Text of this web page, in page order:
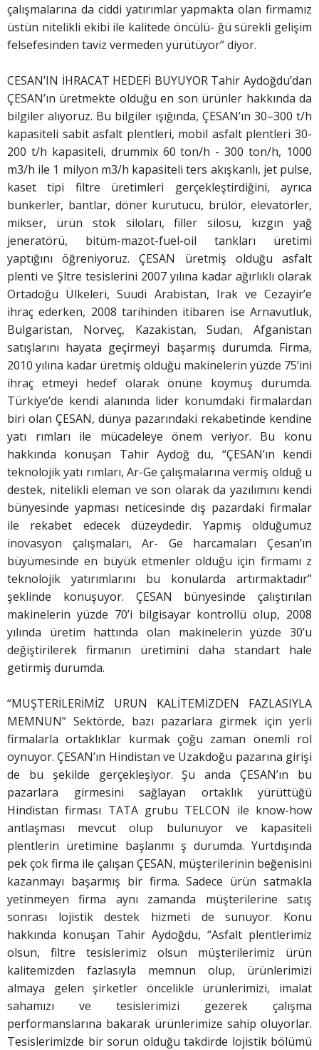
çalışmalarına da ciddi yatırımlar yapmakta olan firmamız
üstün nitelikli ekibi ile kalitede öncülü- ğü sürekli gelişim
felsefesinden taviz vermeden yürütüyor” diyor.
CESAN’IN İHRACAT HEDEFİ BUYUYOR Tahir Aydoğdu’dan
ÇESAN’ın üretmekte olduğu en son ürünler hakkında da
bilgiler alıyoruz. Bu bilgiler ışığında, ÇESAN’ın 30–300 t/h
kapasiteli sabit asfalt plentleri, mobil asfalt plentleri 30-
200 t/h kapasiteli, drummix 60 ton/h - 300 ton/h, 1000
m3/h ile 1 milyon m3/h kapasiteli ters akışkanlı, jet pulse,
kaset tipi filtre üretimleri gerçekleştirdiğini, ayrıca
bunkerler, bantlar, döner kurutucu, brülör, elevatörler,
mikser, ürün stok siloları, filler silosu, kızgın yağ
jeneratörü, bitüm-mazot-fuel-oil tankları üretimi
yaptığını öğreniyoruz. ÇESAN üretmiş olduğu asfalt
plenti ve Şltre tesislerini 2007 yılına kadar ağırlıklı olarak
Ortadoğu Ülkeleri, Suudi Arabistan, Irak ve Cezayir’e
ihraç ederken, 2008 tarihinden itibaren ise Arnavutluk,
Bulgaristan, Norveç, Kazakistan, Sudan, Afganistan
satışlarını hayata geçirmeyi başarmış durumda. Firma,
2010 yılına kadar üretmiş olduğu makinelerin yüzde 75’ini
ihraç etmeyi hedef olarak önüne koymuş durumda.
Türkiye’de kendi alanında lider konumdaki firmalardan
biri olan ÇESAN, dünya pazarındaki rekabetinde kendine
yatı rımları ile mücadeleye önem veriyor. Bu konu
hakkında konuşan Tahir Aydoğ du, “ÇESAN’ın kendi
teknolojik yatı rımları, Ar-Ge çalışmalarına vermiş olduğ u
destek, nitelikli eleman ve son olarak da yazılımını kendi
bünyesinde yapması neticesinde dış pazardaki firmalar
ile rekabet edecek düzeydedir. Yapmış olduğumuz
inovasyon çalışmaları, Ar- Ge harcamaları Çesan’ın
büyümesinde en büyük etmenler olduğu için firmamı z
teknolojik yatırımlarını bu konularda artırmaktadır”
şeklinde konuşuyor. ÇESAN bünyesinde çalıştırılan
makinelerin yüzde 70’i bilgisayar kontrollü olup, 2008
yılında üretim hattında olan makinelerin yüzde 30’u
değiştirilerek firmanın üretimini daha standart hale
getirmiş durumda.
“MUŞTERİLERİMİZ URUN KALİTEMİZDEN FAZLASIYLA
MEMNUN” Sektörde, bazı pazarlara girmek için yerli
firmalarla ortaklıklar kurmak çoğu zaman önemli rol
oynuyor. ÇESAN’ın Hindistan ve Uzakdoğu pazarına girişi
de bu şekilde gerçekleşiyor. Şu anda ÇESAN’ın bu
pazarlara girmesini sağlayan ortaklık yürüttüğü
Hindistan firması TATA grubu TELCON ile know-how
antlaşması mevcut olup bulunuyor ve kapasiteli
plentlerin üretimine başlanmı ş durumda. Yurtdışında
pek çok firma ile çalışan ÇESAN, müşterilerinin beğenisini
kazanmayı başarmış bir firma. Sadece ürün satmakla
yetinmeyen firma aynı zamanda müşterilerine satış
sonrası lojistik destek hizmeti de sunuyor. Konu
hakkında konuşan Tahir Aydoğdu, “Asfalt plentlerimiz
olsun, filtre tesislerimiz olsun müşterilerimiz ürün
kalitemizden fazlasıyla memnun olup, ürünlerimizi
almaya gelen şirketler öncelikle ürünlerimizi, imalat
sahamızı ve tesislerimizi gezerek çalışma
performanslarına bakarak ürünlerimize sahip oluyorlar.
Tesislerimizde bir sorun olduğu takdirde lojistik bölümü